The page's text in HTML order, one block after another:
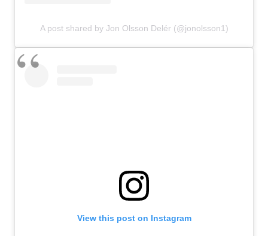
A post shared by Jon Olsson Delér (@jonolsson1)
View this post on Instagram